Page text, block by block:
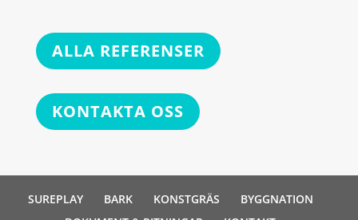
ALLA REFERENSER
KONTAKTA OSS
SUREPLAY BARK KONSTGRÄS
BYGGNATION